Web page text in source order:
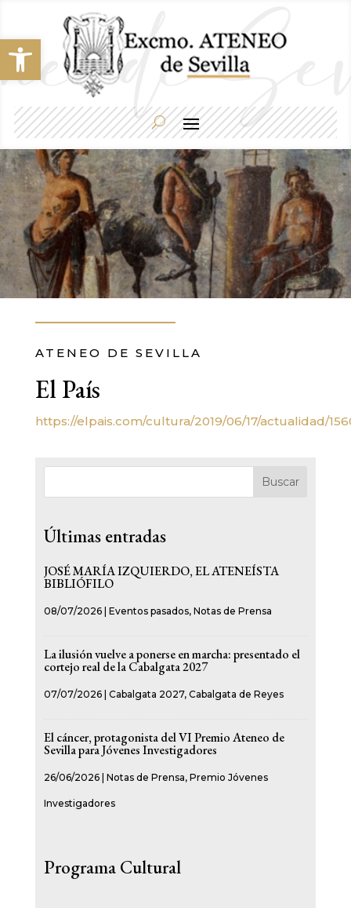
Abrir barra de herramientas
ATENEO DE SEVILLA
El País
https://elpais.com/cultura/2019/06/17/actualidad/
Buscar
Últimas entradas
JOSÉ MARÍA IZQUIERDO, EL ATENEÍSTA
BIBLIÓFILO
08/07/2026| Eventos pasados, Notas de Prensa
La ilusión vuelve a ponerse en marcha: presentado el
cortejo real de la Cabalgata 2027
07/07/2026| Cabalgata 2027, Cabalgata de Reyes
El cáncer, protagonista del VI Premio Ateneo de
Sevilla para Jóvenes Investigadores
26/06/2026| Notas de Prensa, Premio Jóvenes
Investigadores
Programa Cultural